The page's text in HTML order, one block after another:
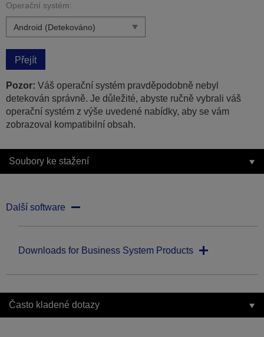
Operační systém:
Přejít
Pozor: Váš operační systém pravděpodobně nebyl
detekován správně. Je důležité, abyste ručně vybrali váš
operační systém z výše uvedené nabídky, aby se vám
zobrazoval kompatibilní obsah.
Soubory ke stažení
Další software
Downloads for Business System Products
Často kladené dotazy